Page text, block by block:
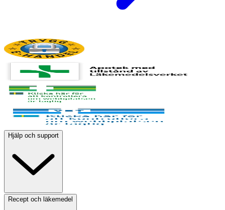
Hjälp och support
Recept och läkemedel